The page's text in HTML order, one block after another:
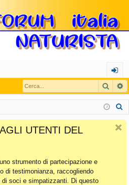
og
in
Cerca
UTENTI DEL
strumento di partecipazione e
di testimonianza, raccogliendo
soci e simpatizzanti. Di questo